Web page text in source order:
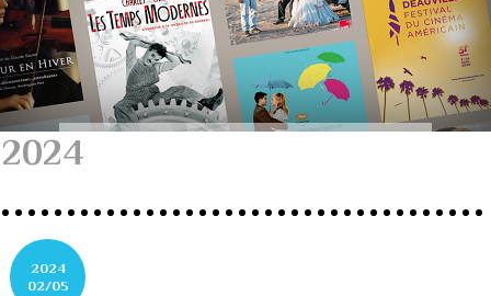
2024
2024
02/05